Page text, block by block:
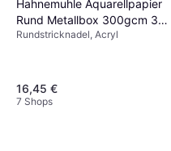
Hahnemuhle Aquarellpapier
Rund Metallbox 300gcm 30
Blatt
Rundstricknadel, Acryl
16,45 €
7 Shops